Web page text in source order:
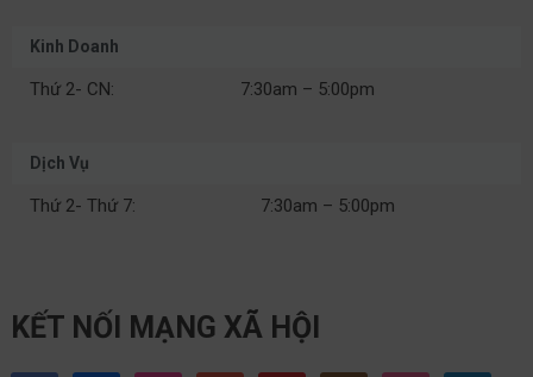
Kinh Doanh
Thứ 2- CN: 7:30am – 5:00pm
Dịch Vụ
Thứ 2- Thứ 7: 7:30am – 5:00pm
KẾT NỐI MẠNG XÃ HỘI